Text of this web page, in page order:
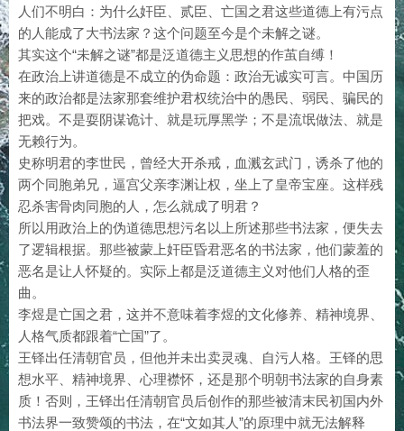
人们不明白：为什么奸臣、贰臣、亡国之君这些道德上有污点
的人能成了大书法家？这个问题至今是个未解之谜。
其实这个“未解之谜”都是泛道德主义思想的作茧自缚！
在政治上讲道德是不成立的伪命题：政治无诚实可言。中国历
来的政治都是法家那套维护君权统治中的愚民、弱民、骗民的
把戏。不是耍阴谋诡计、就是玩厚黑学；不是流氓做法、就是
无赖行为。
史称明君的李世民，曾经大开杀戒，血溅玄武门，诱杀了他的
两个同胞弟兄，逼宫父亲李渊让权，坐上了皇帝宝座。这样残
忍杀害骨肉同胞的人，怎么就成了明君？
所以用政治上的伪道德思想污名以上所述那些书法家，便失去
了逻辑根据。那些被蒙上奸臣昏君恶名的书法家，他们蒙羞的
恶名是让人怀疑的。实际上都是泛道德主义对他们人格的歪
曲。
李煜是亡国之君，这并不意味着李煜的文化修养、精神境界、
人格气质都跟着“亡国”了。
王铎出任清朝官员，但他并未出卖灵魂、自污人格。王铎的思
想水平、精神境界、心理襟怀，还是那个明朝书法家的自身素
质！否则，王铎出任清朝官员后创作的那些被清末民初国内外
书法界一致赞颂的书法，在“文如其人”的原理中就无法解释